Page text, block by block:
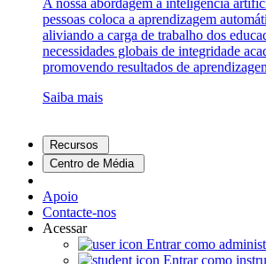
A nossa abordagem à inteligência
pessoas coloca a aprendizagem
aliviando a carga de trabalho dos
necessidades globais de integridade
promovendo resultados de
Saiba mais
Recursos
Centro de Média
Apoio
Contacte-nos
Acessar
Entrar como
Entrar como